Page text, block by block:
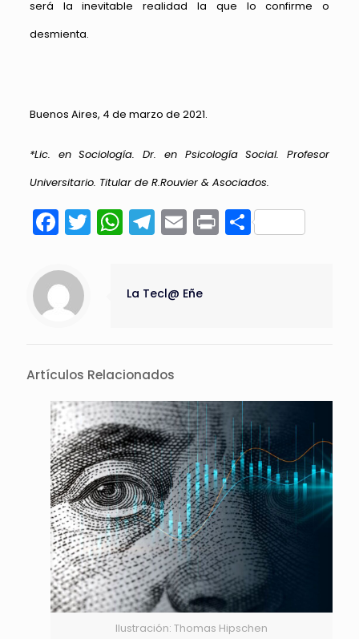
será la inevitable realidad la que lo confirme o
desmienta.
Buenos Aires, 4 de marzo de 2021.
*Lic. en Sociología. Dr. en Psicología Social. Profesor
Universitario. Titular de R.Rouvier & Asociados.
Facebook
Twitter
WhatsApp
Telegram
Email
Print
La Tecl@ Eñe
Artículos Relacionados
Ilustración: Thomas Hipschen